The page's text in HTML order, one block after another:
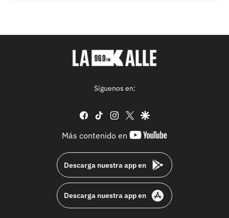
Síguenos en:
facebook
tiktok instagram
twittergoogle
Más contenido en
youtube-
Descarga nuestra app en
Descarga nuestra app en